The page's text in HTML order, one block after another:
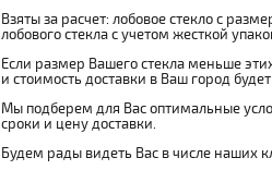
Взяты за расчет: лобовое стекло с
лобового стекла с учетом жесткой
Если размер Вашего стекла меньше
и стоимость доставки в Ваш город
Мы подберем для Вас оптимальные
сроки и цену доставки.
Будем рады видеть Вас в числе наших